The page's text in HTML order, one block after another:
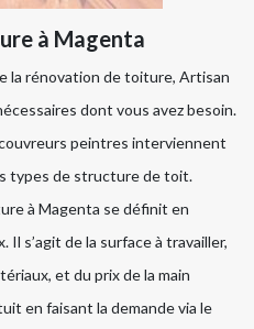
à Magenta
la rénovation de toiture, Artisan
dont vous avez besoin.
peintres interviennent
types de structure de toit.
à Magenta se définit en
Il s’agit de la surface à travailler,
et du prix de la main
en faisant la demande via le